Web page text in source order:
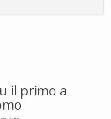
il primo a